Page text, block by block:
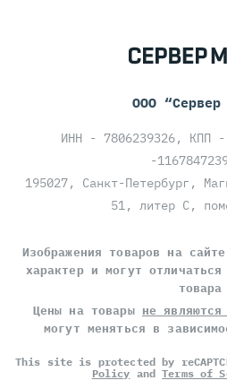
ООО “Сервер
ИНН - 7806239326, КПП
-
195027, Санкт-Петербург,
51, литер С,
Изображения товаров на
характер и могут
товара
Цены на товары не являются
могут меняться в
This site is protected by
Policy andTerms of